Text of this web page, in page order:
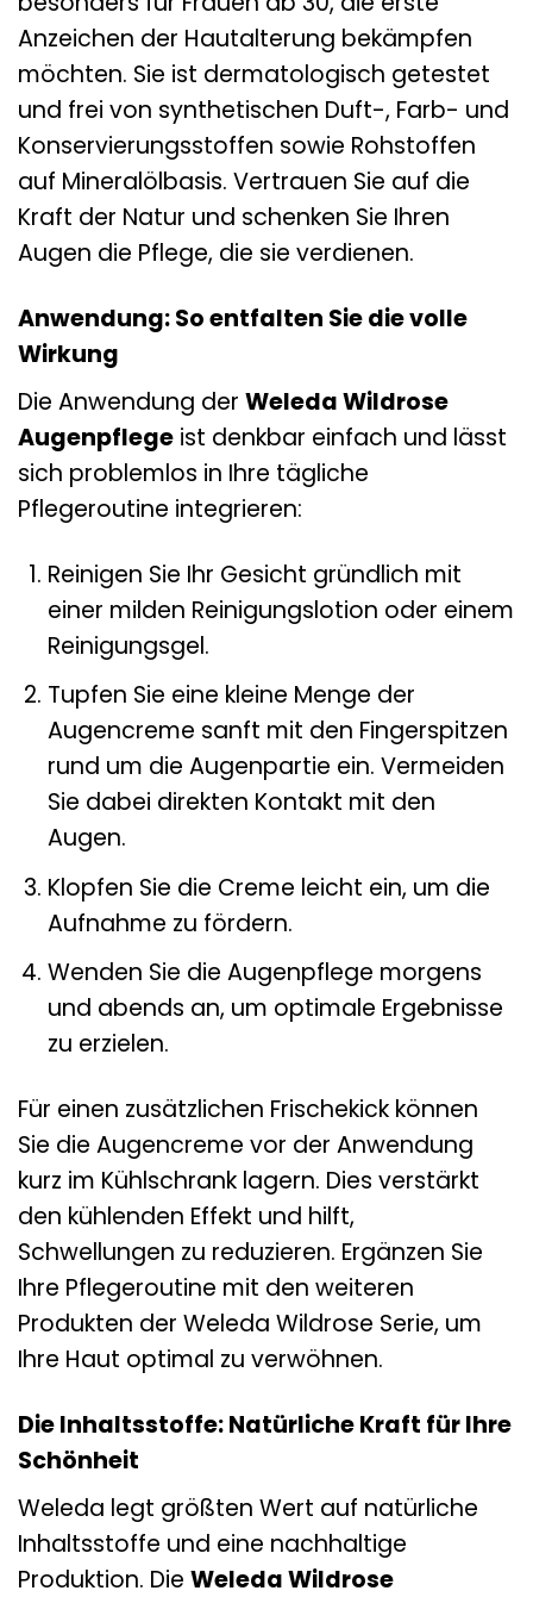
Anzeichen der Hautalterung bekämpfen
möchten. Sie ist dermatologisch getestet
und frei von synthetischen Duft-, Farb- und
Konservierungsstoffen sowie Rohstoffen
auf Mineralölbasis. Vertrauen Sie auf die
Kraft der Natur und schenken Sie Ihren
Augen die Pflege, die sie verdienen.
Anwendung: So entfalten Sie die volle
Wirkung
Die Anwendung der Weleda Wildrose
Augenpflege ist denkbar einfach und lässt
sich problemlos in Ihre tägliche
Pflegeroutine integrieren:
Reinigen Sie Ihr Gesicht gründlich mit
einer milden Reinigungslotion oder einem
Reinigungsgel.
Tupfen Sie eine kleine Menge der
Augencreme sanft mit den Fingerspitzen
rund um die Augenpartie ein. Vermeiden
Sie dabei direkten Kontakt mit den
Augen.
Klopfen Sie die Creme leicht ein, um die
Aufnahme zu fördern.
Wenden Sie die Augenpflege morgens
und abends an, um optimale Ergebnisse
zu erzielen.
Für einen zusätzlichen Frischekick können
Sie die Augencreme vor der Anwendung
kurz im Kühlschrank lagern. Dies verstärkt
den kühlenden Effekt und hilft,
Schwellungen zu reduzieren. Ergänzen Sie
Ihre Pflegeroutine mit den weiteren
Produkten der Weleda Wildrose Serie, um
Ihre Haut optimal zu verwöhnen.
Die Inhaltsstoffe: Natürliche Kraft für Ihre
Schönheit
Weleda legt größten Wert auf natürliche
Inhaltsstoffe und eine nachhaltige
Produktion. Die Weleda Wildrose